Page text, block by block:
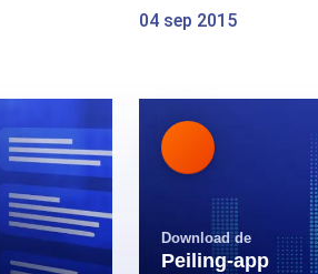
04 sep 2015
Download de
Peiling-app